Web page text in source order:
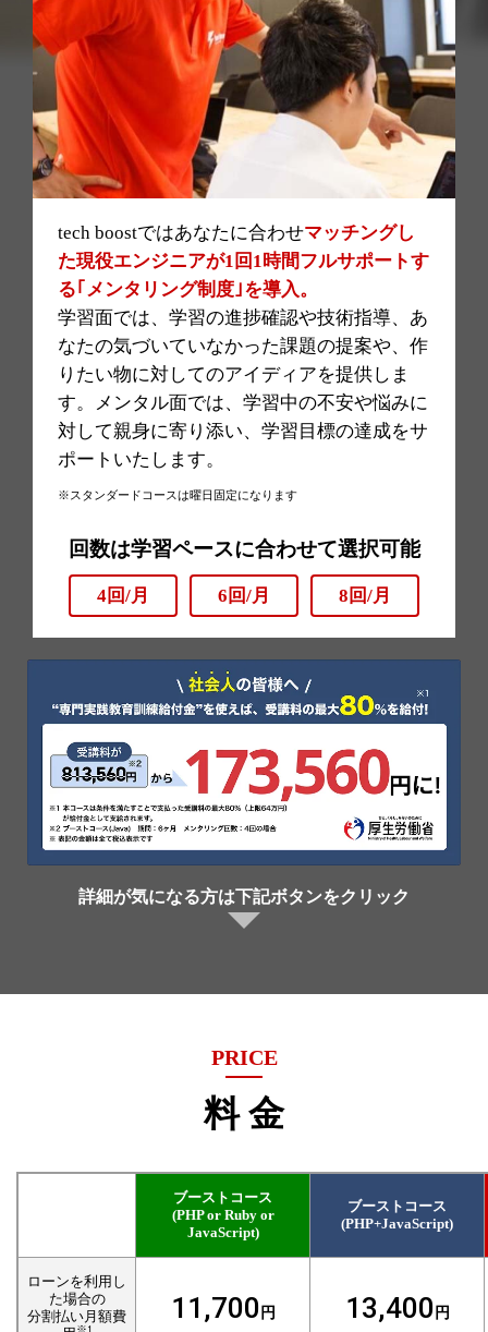
tech boostではあなたに合わせマッチングし
た現役エンジニアが1回1時間フルサポートす
る｢メンタリング制度｣を導入。
学習面では、学習の進捗確認や技術指導、あ
なたの気づいていなかった課題の提案や、作
りたい物に対してのアイディアを提供しま
す。メンタル面では、学習中の不安や悩みに
対して親身に寄り添い、学習目標の達成をサ
ポートいたします。
※スタンダードコースは曜日固定になります
回数は学習ペースに合わせて選択可能
4回/月 6回/月 8回/月
詳細が気になる方は下記ボタンをクリック
PRICE
料 金
ブーストコース
(PHP or Ruby or
JavaScript)
ブーストコース
(PHP+JavaScript)
ローンを利用し
た場合の
分割払い月額費
※1
11,700 円 13,400 円